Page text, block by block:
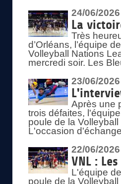
24/06/2026
La
Très
d’Orléans, l’équipe
Volleyball Nations
mercredi soir. Les
23/06/2026
Après une
trois défaites,
poule de la
L'occasion
22/06/2026
VNL :
L'équipe
poule de la